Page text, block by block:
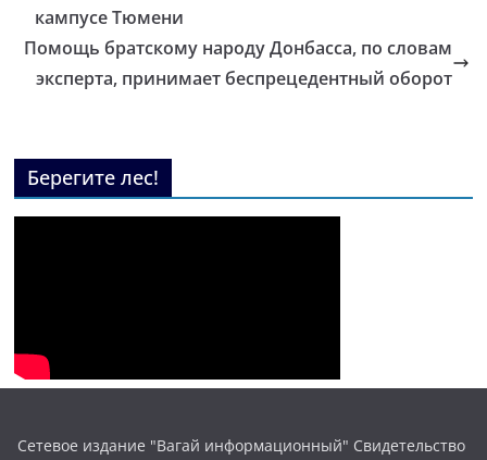
кампусе Тюмени
Помощь братскому народу Донбасса, по словам
эксперта, принимает беспрецедентный оборот
Берегите лес!
Сетевое издание "Вагай информационный" Свидетельство